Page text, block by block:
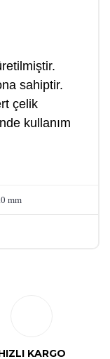
sahiptir.
çelik
kullanım
mm
KARGO